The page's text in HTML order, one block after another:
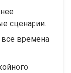
сценарии.
все времена